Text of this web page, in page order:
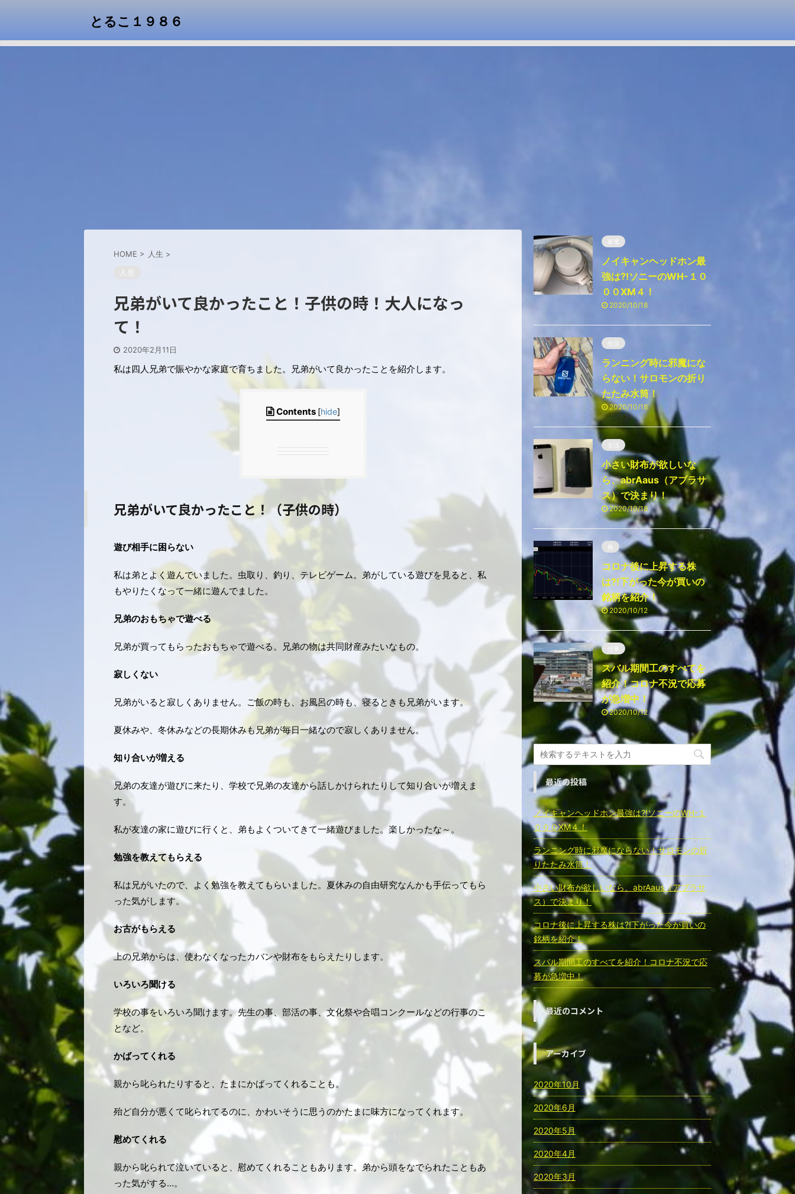
とるこ１９８６
HOME > 人生 >
人生
兄弟がいて良かったこと！子供の時！大人になっ
て！
2020年2月11日
私は四人兄弟で賑やかな家庭で育ちました。兄弟がいて良かったことを紹介します。
Contents [hide]
兄弟がいて良かったこと！（子供の時）
遊び相手に困らない
私は弟とよく遊んでいました。虫取り、釣り、テレビゲーム。弟がしている遊びを見ると、私
もやりたくなって一緒に遊んでました。
兄弟のおもちゃで遊べる
兄弟が買ってもらったおもちゃで遊べる。兄弟の物は共同財産みたいなもの。
寂しくない
兄弟がいると寂しくありません。ご飯の時も、お風呂の時も、寝るときも兄弟がいます。
夏休みや、冬休みなどの長期休みも兄弟が毎日一緒なので寂しくありません。
知り合いが増える
兄弟の友達が遊びに来たり、学校で兄弟の友達から話しかけられたりして知り合いが増えま
す。
私が友達の家に遊びに行くと、弟もよくついてきて一緒遊びました。楽しかったな～。
勉強を教えてもらえる
私は兄がいたので、よく勉強を教えてもらいました。夏休みの自由研究なんかも手伝ってもら
った気がします。
お古がもらえる
上の兄弟からは、使わなくなったカバンや財布をもらえたりします。
いろいろ聞ける
学校の事をいろいろ聞けます。先生の事、部活の事、文化祭や合唱コンクールなどの行事のこ
となど。
かばってくれる
親から叱られたりすると、たまにかばってくれることも。
殆ど自分が悪くて叱られてるのに、かわいそうに思うのかたまに味方になってくれます。
慰めてくれる
親から叱られて泣いていると、慰めてくれることもあります。弟から頭をなでられたこともあ
った気がする…。
家電
ノイキャンヘッドホン最
強は⁈ソニーのWH-１０
００ⅩM４！
2020/10/18
生活
ランニング時に邪魔にな
らない！サロモンの折り
たたみ水筒！
2020/10/18
生活
小さい財布が欲しいな
ら、abrAaus（アブラサ
ス）で決まり！
2020/10/18
株
コロナ後に上昇する株
は⁈下がった今が買いの
銘柄を紹介！
2020/10/12
仕事
スバル期間工のすべてを
紹介！コロナ不況で応募
が急増中！
2020/10/12
最近の投稿
ノイキャンヘッドホン最強は⁈ソニーのWH-１
０００ⅩM４！
ランニング時に邪魔にならない！サロモンの折
りたたみ水筒！
小さい財布が欲しいなら、abrAaus（アブラサ
ス）で決まり！
コロナ後に上昇する株は⁈下がった今が買いの
銘柄を紹介！
スバル期間工のすべてを紹介！コロナ不況で応
募が急増中！
最近のコメント
アーカイブ
2020年10月
2020年6月
2020年5月
2020年4月
2020年3月